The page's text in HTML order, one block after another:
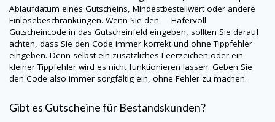
Ablaufdatum eines Gutscheins, Mindestbestellwert oder andere
Einlösebeschränkungen. Wenn Sie den
Hafervoll
Gutscheincode in das Gutscheinfeld eingeben, sollten Sie darauf
achten, dass Sie den Code immer korrekt und ohne Tippfehler
eingeben. Denn selbst ein zusätzliches Leerzeichen oder ein
kleiner Tippfehler wird es nicht funktionieren lassen. Geben Sie
den Code also immer sorgfältig ein, ohne Fehler zu machen.
Gibt es Gutscheine für Bestandskunden?